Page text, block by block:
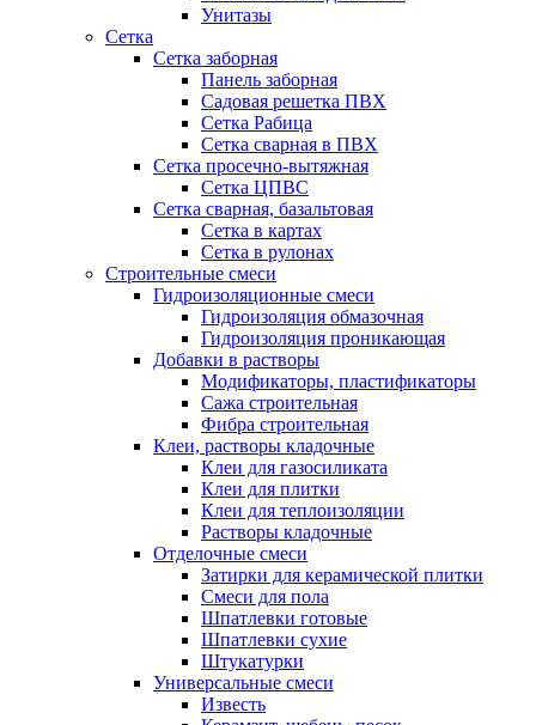
Унитазы
Сетка
Сетка заборная
Панель заборная
Садовая решетка ПВХ
Сетка Рабица
Сетка сварная в ПВХ
Сетка просечно-вытяжная
Сетка ЦПВС
Сетка сварная, базальтовая
Сетка в картах
Сетка в рулонах
Строительные смеси
Гидроизоляционные смеси
Гидроизоляция обмазочная
Гидроизоляция проникающая
Добавки в растворы
Модификаторы, пластификаторы
Сажа строительная
Фибра строительная
Клеи, растворы кладочные
Клеи для газосиликата
Клеи для плитки
Клеи для теплоизоляции
Растворы кладочные
Отделочные смеси
Затирки для керамической плитки
Смеси для пола
Шпатлевки готовые
Шпатлевки сухие
Штукатурки
Универсальные смеси
Известь